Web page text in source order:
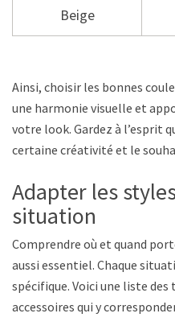
Beige
Ainsi, choisir les bonnes
une harmonie visuelle et
votre look. Gardez à l’esprit
certaine créativité et le
Adapter les
situation
Comprendre où et quand
aussi essentiel. Chaque
spécifique. Voici une liste des
accessoires qui y